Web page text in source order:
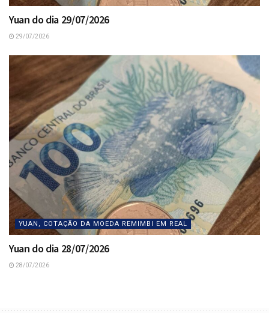
Yuan do dia 29/07/2026
29/07/2026
YUAN, COTAÇÃO DA MOEDA REMIMBI EM REAL
Yuan do dia 28/07/2026
28/07/2026